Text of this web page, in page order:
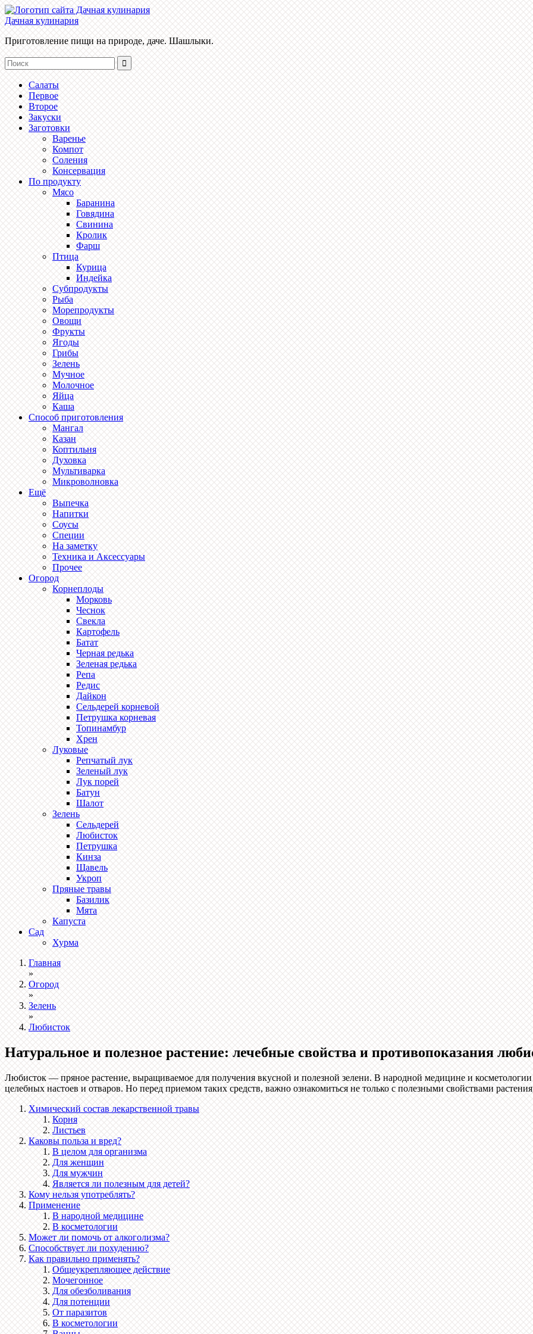
Дачная кулинария
Приготовление пищи на природе, даче. Шашлыки.
Салаты
Первое
Второе
Закуски
Заготовки
Варенье
Компот
Соления
Консервация
По продукту
Мясо
Баранина
Говядина
Свинина
Кролик
Фарш
Птица
Курица
Индейка
Субпродукты
Рыба
Морепродукты
Овощи
Фрукты
Ягоды
Грибы
Зелень
Мучное
Молочное
Яйца
Каша
Способ приготовления
Мангал
Казан
Коптильня
Духовка
Мультиварка
Микроволновка
Ещё
Выпечка
Напитки
Соусы
Специи
На заметку
Техника и Аксессуары
Прочее
Огород
Корнеплоды
Морковь
Чеснок
Свекла
Картофель
Батат
Черная редька
Зеленая редька
Репа
Редис
Дайкон
Сельдерей корневой
Петрушка корневая
Топинамбур
Хрен
Луковые
Репчатый лук
Зеленый лук
Лук порей
Батун
Шалот
Зелень
Сельдерей
Любисток
Петрушка
Кинза
Щавель
Укроп
Пряные травы
Базилик
Мята
Капуста
Сад
Хурма
Главная
»
Огород
»
Зелень
»
Любисток
Натуральное и полезное растение: лечебные свойства и противопоказания
Любисток — пряное растение, выращиваемое для получения вкусной и полезной зелени. В народной медицине и косметологии
целебных настоев и отваров. Но перед приемом таких средств, важно ознакомиться не только с полезными свойствами
Химический состав лекарственной травы
Корня
Листьев
Каковы польза и вред?
В целом для организма
Для женщин
Для мужчин
Является ли полезным для детей?
Кому нельзя употреблять?
Применение
В народной медицине
В косметологии
Может ли помочь от алкоголизма?
Способствует ли похудению?
Как правильно применять?
Общеукрепляющее действие
Мочегонное
Для обезболивания
Для потенции
От паразитов
В косметологии